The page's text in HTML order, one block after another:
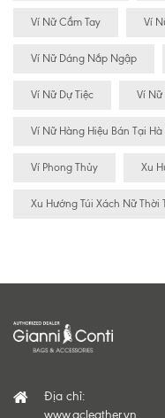
Ví Nữ Cầm Tay Ví
Ví Nữ Dáng Nắp Ngập
Ví Nữ Dự Tiệc Ví Nữ
Ví Nữ Hàng Hiệu Bán Tại Hà
Ví Phong Thủy Xu
Xu Hướng Túi Xách Nữ Thời
Địa chỉ:
www.gcleather.vn